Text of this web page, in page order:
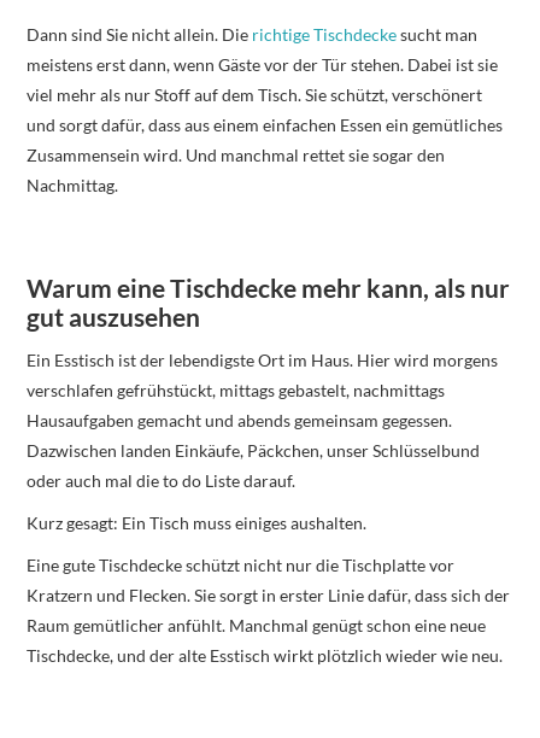
Dann sind Sie nicht allein. Die richtige Tischdeckesucht man
meistens erst dann, wenn Gäste vor der Tür stehen. Dabei ist sie
viel mehr als nur Stoff auf dem Tisch. Sie schützt, verschönert
und sorgt dafür, dass aus einem einfachen Essen ein gemütliches
Zusammensein wird. Und manchmal rettet sie sogar den
Nachmittag.
Warum eine Tischdecke mehr kann, als nur
gut auszusehen
Ein Esstisch ist der lebendigste Ort im Haus. Hier wird morgens
verschlafen gefrühstückt, mittags gebastelt, nachmittags
Hausaufgaben gemacht und abends gemeinsam gegessen.
Dazwischen landen Einkäufe, Päckchen, unser Schlüsselbund
oder auch mal die to do Liste darauf.
Kurz gesagt: Ein Tisch muss einiges aushalten.
Eine gute Tischdecke schützt nicht nur die Tischplatte vor
Kratzern und Flecken. Sie sorgt in erster Linie dafür, dass sich der
Raum gemütlicher anfühlt. Manchmal genügt schon eine neue
Tischdecke, und der alte Esstisch wirkt plötzlich wieder wie neu.